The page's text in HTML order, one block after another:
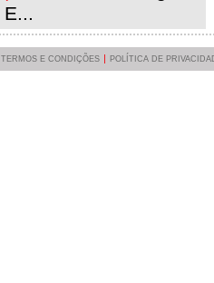
E...
TERMOS E CONDIÇÕES POLÍTICA DE